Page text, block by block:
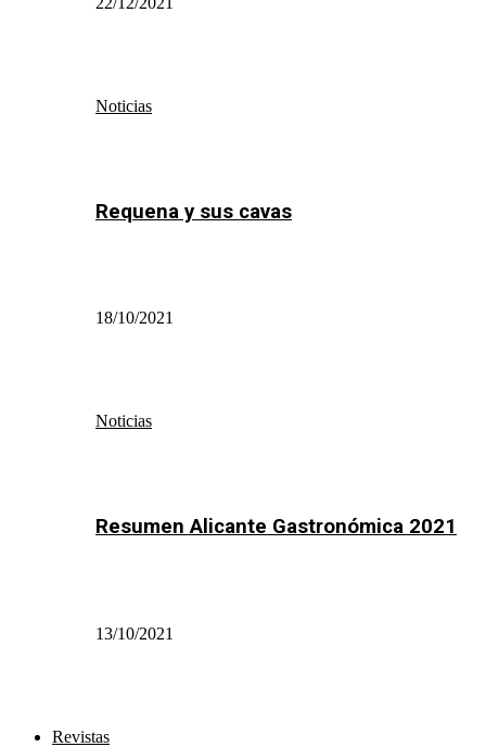
Noticias
Requena y sus cavas
18/10/2021
Noticias
Resumen Alicante Gastronómica 2021
13/10/2021
Revistas